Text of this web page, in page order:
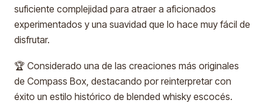
suficiente complejidad para atraer a aficionados
experimentados y una suavidad que lo hace muy fácil de
disfrutar.
🏆 Considerado una de las creaciones más originales
de Compass Box, destacando por reinterpretar con
éxito un estilo histórico de blended whisky escocés.